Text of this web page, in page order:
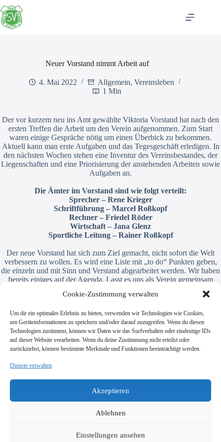
Cookie-Zustimmung verwalten
Um dir ein optimales Erlebnis zu bieten, verwenden wir Technologien wie Cookies,
um Geräteinformationen zu speichern und/oder darauf zuzugreifen. Wenn du diesen
Technologien zustimmst, können wir Daten wie das Surfverhalten oder eindeutige IDs
auf dieser Website verarbeiten. Wenn du deine Zustimmung nicht erteilst oder
zurückziehst, können bestimmte Merkmale und Funktionen beeinträchtigt werden.
Dienste verwalten
Akzeptieren
Ablehnen
Einstellungen ansehen
Zum
Inhalt
springen
Neuer Vorstand nimmt Arbeit auf
4. Mai 2022 Allgemein,Vereinsleben
1 Min
Der vor kurzem neu ins Amt gewählte Viktoria Vorstand hat nach den
ersten Treffen die Arbeit um den Verein aufgenommen. Zum Start
waren einige Gespräche nötig um einen Überbick zu bekommen.
Aktuell kann man erste Aufgaben und das Tegesgeschäft erledigen. In
den nächsten Wochen stehen eine Inventur des Vereinsbestandes, der
Liegenschaften und eine Priorisierung der anstehenden Arbeiten sowie
Aufgaben an.
Die Ämter im Vorstand sind wie folgt verteilt:
Sprecher – Rene Krieger
Schriftführung – Marcel Roßkopf
Rechner – Friedel Röder
Wirtschaft – Jana Glenz
Sportliche Leitung – Rainer Roßkopf
Der neue Vorstand hat sich zum Ziel gemacht, nicht sofort die Welt
verbessern zu wollen. Es wird eine Liste mit „to do“ Punkten geben,
die einzeln und mit Sinn und Verstand abgearbeitet werden. Wir haben
bereits einiges auf der Agenda. Lasst es uns als Verein gemeinsam
SV Viktoria Klein-Zimmern 1945 e.V.
Impressum